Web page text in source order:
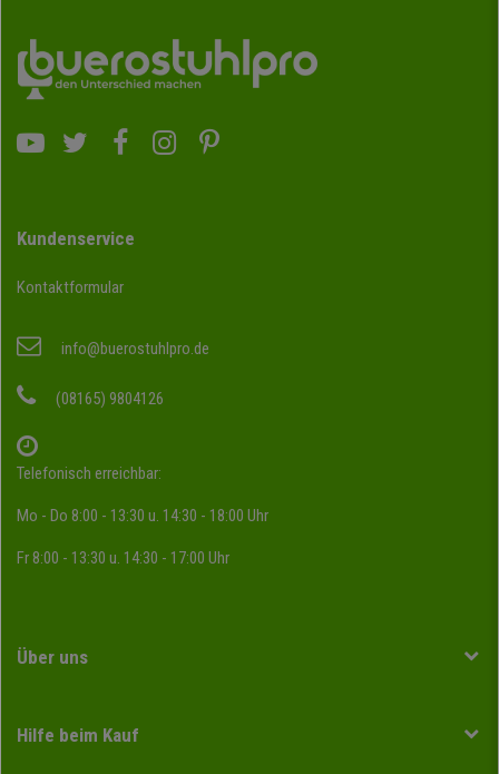
Kundenservice
Kontaktformular
info@buerostuhlpro.de
(08165) 9804126
Telefonisch erreichbar:
Mo - Do 8:00 - 13:30 u. 14:30 - 18:00 Uhr
Fr 8:00 - 13:30 u. 14:30 - 17:00 Uhr
Über uns
Hilfe beim Kauf